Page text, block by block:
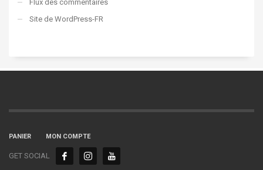
Flux des commentaires
Site de WordPress-FR
PANIER MON COMPTE
GET SOCIAL